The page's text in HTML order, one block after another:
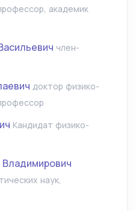
академик
член-
доктор физико-
Кандидат физико-
наук,